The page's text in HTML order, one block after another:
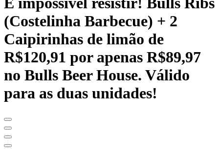
(Costelinha Barbecue) + 2
Caipirinhas de limão de
R$120,91 por apenas R$89,97
no Bulls Beer House. Válido
para as duas unidades!